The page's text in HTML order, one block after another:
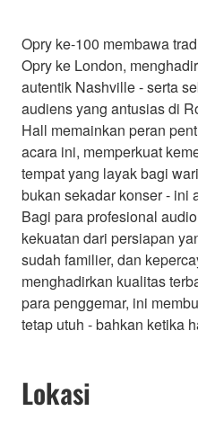
Opry ke-100 membawa
Opry ke London,
autentik Nashville - serta
audiens yang antusias di
Hall memainkan peran
acara ini, memperkuat
tempat yang layak bagi
bukan sekadar konser - ini
Bagi para profesional
kekuatan dari persiapan
sudah familier, dan
menghadirkan kualitas
para penggemar, ini
tetap utuh - bahkan ketika
Lokasi